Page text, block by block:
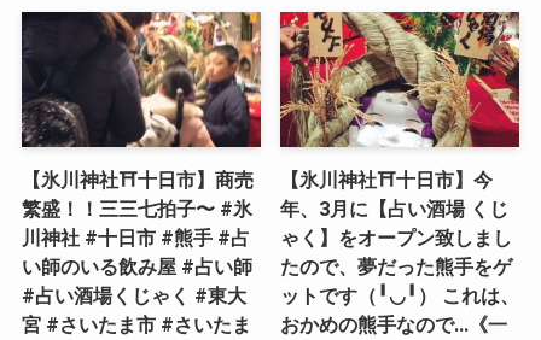
【氷川神社⛩十日市】商売
繁盛！！三三七拍子〜 #氷
川神社 #十日市 #熊手 #占
い師のいる飲み屋 #占い師
#占い酒場くじゃく #東大
宮 #さいたま市 #さいたま
【氷川神社⛩十日市】今
年、3月に【占い酒場 くじ
ゃく】をオープン致しまし
たので、夢だった熊手をゲ
ットです（╹◡╹） これは、
おかめの熊手なので…《一